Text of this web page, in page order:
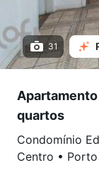
31
quartos
Condomínio
Centro •